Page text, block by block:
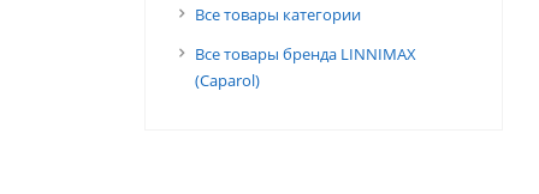
Все товары категории
Все товары бренда LINNIMAX
(Caparol)